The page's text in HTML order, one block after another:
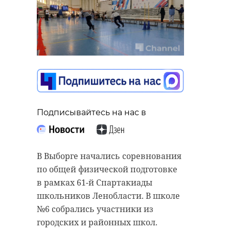
Подписывайтесь на нас в
В Выборге начались соревнования
по общей физической подготовке
в рамках 61-й Спартакиады
школьников Ленобласти. В школе
№6 собрались участники из
городских и районных школ.